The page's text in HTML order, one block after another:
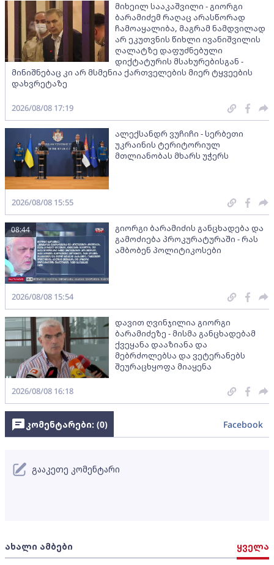
მიხეილ სააკაშვილი - გიორგი
ბარამიძემ რაღაც არასწორად
ჩამოაყალიბა, მაგრამ ნამდვილად
არ ეკუთვნის წიხლი ივანიშვილის
ღალატზე დაფუძნებული
დიქტატურის მსახურებისგან -
მინიშნებაც კი არ მსმენია ქართველების მიერ ტყვეების
დახვრეტაზე
2026/08/08 17:19
ალექსანდრ ვუჩიჩი - სერბეთი
უკრაინის ტერიტორიულ
მთლიანობას მხარს უჭერს
2026/08/08 15:55
გიორგი ბარამიძის განცხადება და
გამოძიება პროკურატურაში - რას
ამბობენ პოლიტიკოსები
08:44
2026/08/08 15:54
დავით ღვინჯილია გიორგი
ბარამიძეზე - მისმა განცხადებამ
ქვეყანა დააზიანა და
მებრძოლებსა და ვეტერანებს
შეურაცხყოფა მიაყენა
2026/08/08 16:18
ახალი ამბები ყველა
კომენტარები: (0) Facebook
გააკეთე კომენტარი